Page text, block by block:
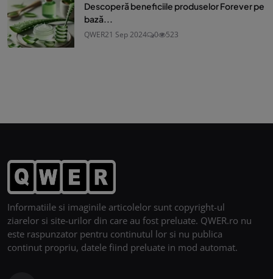
Descoperă beneficiile produselor Forever pe
bază...
QWER21 Sep 2024 0 523
Informatiile si imaginile articolelor sunt copyright-ul
ziarelor si site-urilor din care au fost preluate. QWER.ro nu
este raspunzator pentru continutul lor si nu publica
continut propriu, datele fiind preluate in mod automat.